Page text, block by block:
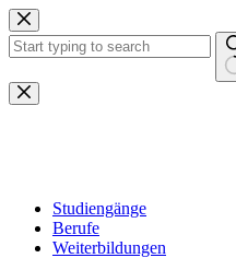
Zum
Inhalt
springen
Keine
Ergebnisse
Studiengänge
Berufe
Weiterbildungen